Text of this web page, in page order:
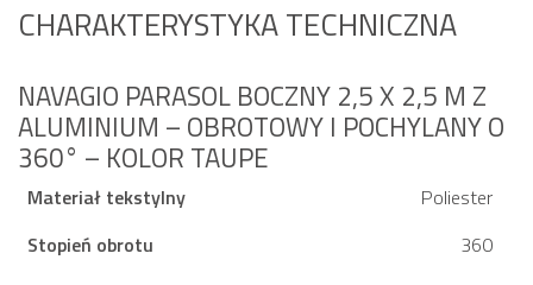
CHARAKTERYSTYKA TECHNICZNA
NAVAGIO PARASOL BOCZNY 2,5 X 2,5 M Z
ALUMINIUM – OBROTOWY I POCHYLANY O
360° – KOLOR TAUPE
Materiał tekstylny
Poliester
Stopień obrotu
360